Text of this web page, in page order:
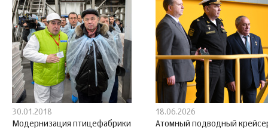
30.01.2018
Модернизация птицефабрики
18.06.2026
Атомный подводный